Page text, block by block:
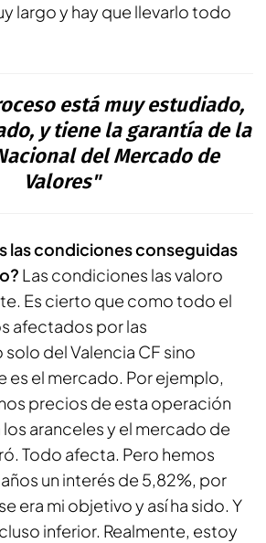
largo y hay que llevarlo todo
está muy estudiado,
y tiene la garantía de la
del Mercado de
Valores"
las condiciones conseguidas
Las condiciones las valoro
Es cierto que como todo el
afectados por las
del Valencia CF sino
es el mercado. Por ejemplo,
precios de esta operación
aranceles y el mercado de
Todo afecta. Pero hemos
un interés de 5,82%, por
era mi objetivo y así ha sido. Y
inferior. Realmente, estoy